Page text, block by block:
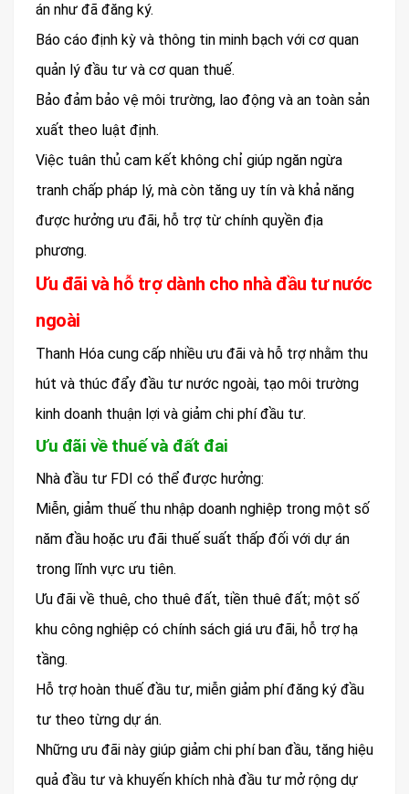
án như đã đăng ký.
Báo cáo định kỳ và thông tin minh bạch với cơ quan
quản lý đầu tư và cơ quan thuế.
Bảo đảm bảo vệ môi trường, lao động và an toàn sản
xuất theo luật định.
Việc tuân thủ cam kết không chỉ giúp ngăn ngừa
tranh chấp pháp lý, mà còn tăng uy tín và khả năng
được hưởng ưu đãi, hỗ trợ từ chính quyền địa
phương.
Ưu đãi và hỗ trợ dành cho nhà đầu tư nước
ngoài
Thanh Hóa cung cấp nhiều ưu đãi và hỗ trợ nhằm thu
hút và thúc đẩy đầu tư nước ngoài, tạo môi trường
kinh doanh thuận lợi và giảm chi phí đầu tư.
Ưu đãi về thuế và đất đai
Nhà đầu tư FDI có thể được hưởng:
Miễn, giảm thuế thu nhập doanh nghiệp trong một số
năm đầu hoặc ưu đãi thuế suất thấp đối với dự án
trong lĩnh vực ưu tiên.
Ưu đãi về thuê, cho thuê đất, tiền thuê đất; một số
khu công nghiệp có chính sách giá ưu đãi, hỗ trợ hạ
tầng.
Hỗ trợ hoàn thuế đầu tư, miễn giảm phí đăng ký đầu
tư theo từng dự án.
Những ưu đãi này giúp giảm chi phí ban đầu, tăng hiệu
quả đầu tư và khuyến khích nhà đầu tư mở rộng dự